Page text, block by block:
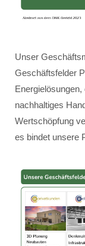
Unser
Geschäftsfelder
nachhaltiges
Wertschöpfung
es bindet unsere